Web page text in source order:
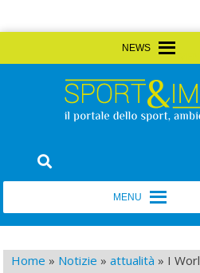
to
Sport&Impianti
Home » Notizie »attualità » I